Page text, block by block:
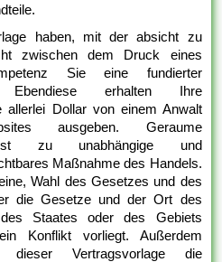
haben, mit der absicht zu
zwischen dem Druck eines
Sie eine fundierter
Ebendiese erhalten Ihre
allerlei Dollar von einem Anwalt
ausgeben. Geraume
ist zu unabhängige und
Maßnahme des Handels.
Wahl des Gesetzes und des
die Gesetze und der Ort des
Staates oder des Gebiets
Konflikt vorliegt. Außerdem
Vertragsvorlage die